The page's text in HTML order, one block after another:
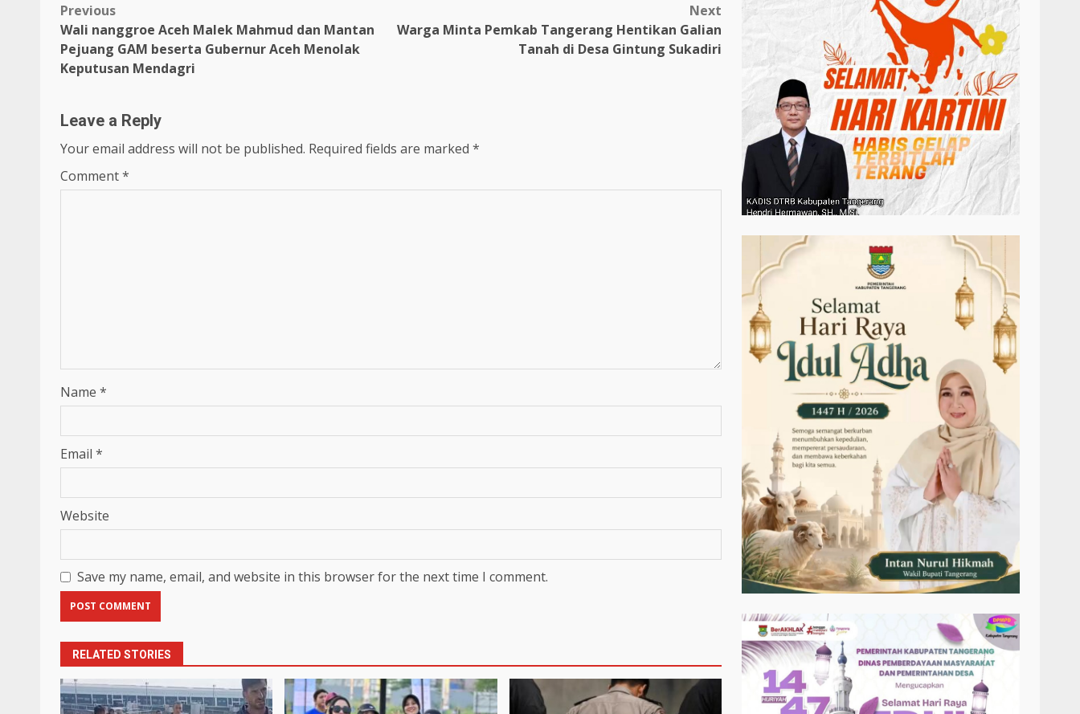
Post
navigation
Previous
Wali nanggroe Aceh Malek Mahmud dan Mantan
Pejuang GAM beserta Gubernur Aceh Menolak
Keputusan Mendagri
Next
Warga Minta Pemkab Tangerang Hentikan Galian
Tanah di Desa Gintung Sukadiri
Leave a Reply
Your email address will not be published. Required fields are marked *
Comment*
Name *
Email *
Website
Save my name, email, and website in this browser for the next time I comment.
RELATED STORIES